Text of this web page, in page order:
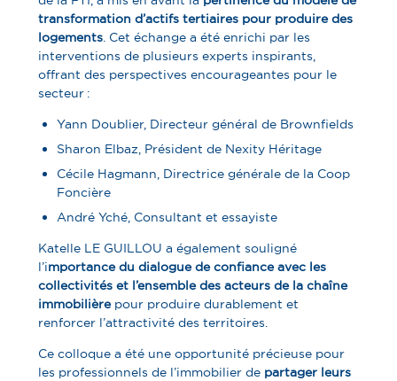
transformation d’actifs tertiaires pour produire des
logements. Cet échange a été enrichi par les
interventions de plusieurs experts inspirants,
offrant des perspectives encourageantes pour le
secteur :
Yann Doublier, Directeur général de Brownfields
Sharon Elbaz, Président de Nexity Héritage
Cécile Hagmann, Directrice générale de la Coop
Foncière
André Yché, Consultant et essayiste
Katelle LE GUILLOU a également souligné
l’importance du dialogue de confiance avec les
collectivités et l’ensemble des acteurs de la chaîne
immobilièrepour produire durablement et
renforcer l’attractivité des territoires.
Ce colloque a été une opportunité précieuse pour
les professionnels de l’immobilier de partager leurs